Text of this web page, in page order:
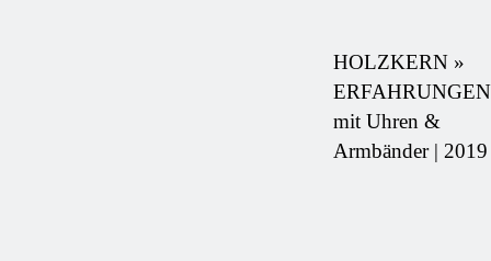
HOLZKERN »
ERFAHRUNGEN
mit Uhren &
Armbänder | 2019